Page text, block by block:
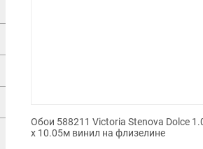
Обои 588211 Victoria Stenova Dolce
x 10.05м винил на флизелине